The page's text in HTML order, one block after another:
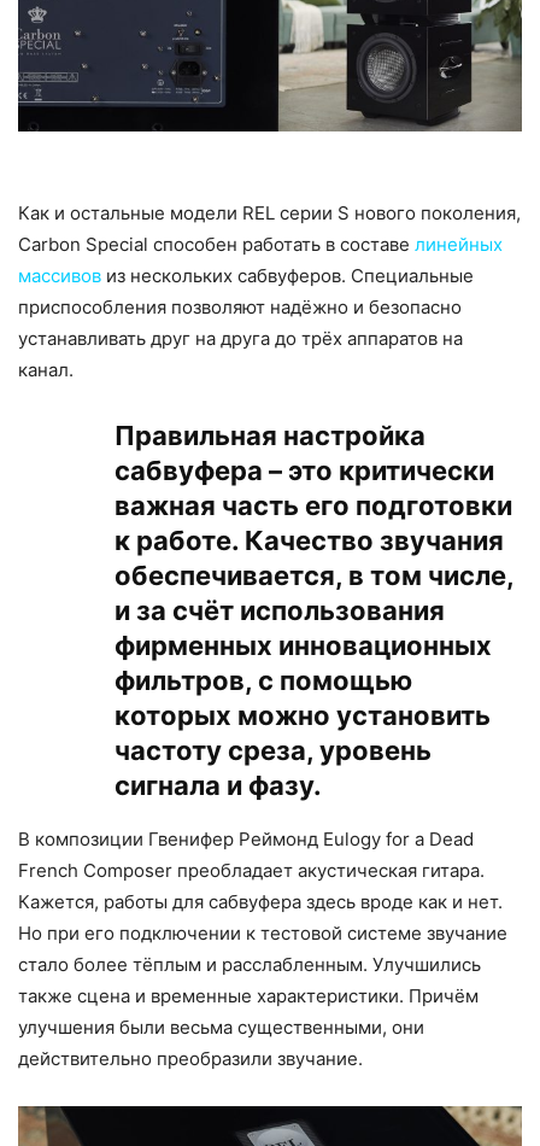
Как и остальные модели REL серии S нового поколения,
Carbon Special способен работать в составе линейных
массивов из нескольких сабвуферов. Специальные
приспособления позволяют надёжно и безопасно
устанавливать друг на друга до трёх аппаратов на
канал.
Правильная настройка
сабвуфера – это критически
важная часть его подготовки
к работе. Качество звучания
обеспечивается, в том числе,
и за счёт использования
фирменных инновационных
фильтров, с помощью
которых можно установить
частоту среза, уровень
сигнала и фазу.
В композиции Гвенифер Реймонд Eulogy for a Dead
French Composer преобладает акустическая гитара.
Кажется, работы для сабвуфера здесь вроде как и нет.
Но при его подключении к тестовой системе звучание
стало более тёплым и расслабленным. Улучшились
также сцена и временные характеристики. Причём
улучшения были весьма существенными, они
действительно преобразили звучание.